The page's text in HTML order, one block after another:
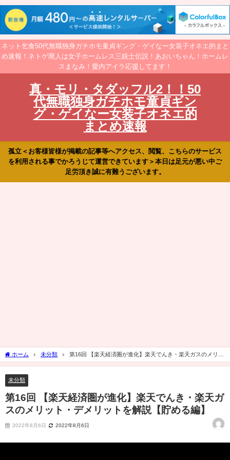
ネット乞食50代無職独身ガチホモ童貞ギング・ゲイなー女装子オネエ的まと
め速報！ネトゲ廃人は女子ホームレス三銃士伝説！あおいちゃん！ホームレ
スまなみ！愛内アイラ応援してます！
真・モリ・タダッフル2！！50
代無職独身ガチホモ童貞ギン
グ・ゲイなー女装子オネエ的
まとめ速報
孤立＜お客様皆様が掲載の記事等へアクセス、閲覧、こちらのサービス
を利用される事でかろうじて運営できています＞本日は足元が悪い中ご
足労頂き誠に有難うございます。
ホーム 未分類
第16回 【楽天経済圏が進化】楽天でんき・楽天ガスのメリッ
ト・デメリットを解説【貯める編】
未分類
第16回 【楽天経済圏が進化】楽天でんき・楽天ガ
スのメリット・デメリットを解説【貯める編】
2022年8月6日 2022年8月6日